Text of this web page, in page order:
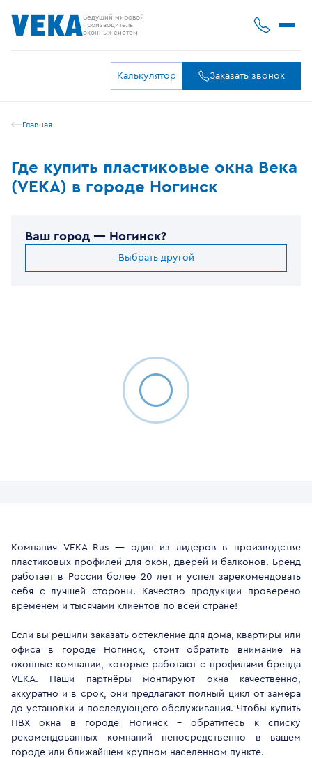
Ведущий мировой
производитель
оконных систем
Калькулятор Заказать звонок
Главная
Где купить пластиковые окна Века
(VEKA) в городе Ногинск
Ваш город — Ногинск?
Выбрать другой
Компания VEKA Rus — один из лидеров в производстве
пластиковых профилей для окон, дверей и балконов. Бренд
работает в России более 20 лет и успел зарекомендовать
себя с лучшей стороны. Качество продукции проверено
временем и тысячами клиентов по всей стране!
Если вы решили заказать остекление для дома, квартиры или
офиса в городе Ногинск, стоит обратить внимание на
оконные компании, которые работают с профилями бренда
VEKA. Наши партнёры монтируют окна качественно,
аккуратно и в срок, они предлагают полный цикл от замера
до установки и последующего обслуживания. Чтобы купить
ПВХ окна в городе Ногинск - обратитесь к списку
рекомендованных компаний непосредственно в вашем
городе или ближайшем крупном населенном пункте.